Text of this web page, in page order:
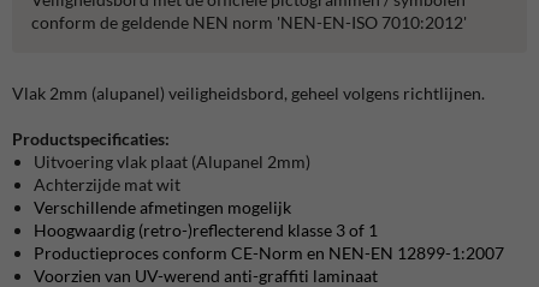
conform de geldende NEN norm 'NEN-EN-ISO 7010:2012'
Vlak 2mm (alupanel) veiligheidsbord, geheel volgens richtlijnen.
Productspecificaties:
Uitvoering vlak plaat (Alupanel 2mm)
Achterzijde mat wit
Verschillende afmetingen mogelijk
Hoogwaardig (retro-)reflecterend klasse 3 of 1
Productieproces conform CE-Norm en NEN-EN 12899-1:2007
Voorzien van UV-werend anti-graffiti laminaat